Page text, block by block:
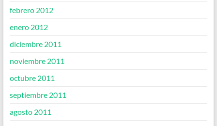
febrero 2012
enero 2012
diciembre 2011
noviembre 2011
octubre 2011
septiembre 2011
agosto 2011